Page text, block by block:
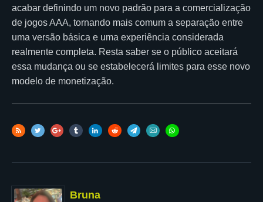
acabar definindo um novo padrão para a comercialização
de jogos AAA, tornando mais comum a separação entre
uma versão básica e uma experiência considerada
realmente completa. Resta saber se o público aceitará
essa mudança ou se estabelecerá limites para esse novo
modelo de monetização.
Bruna